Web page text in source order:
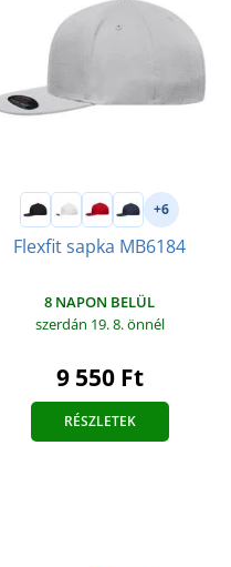
+6
Flexfit sapka MB6184
8 NAPON BELÜL
szerdán 19. 8.önnél
9 550 Ft
RÉSZLETEK